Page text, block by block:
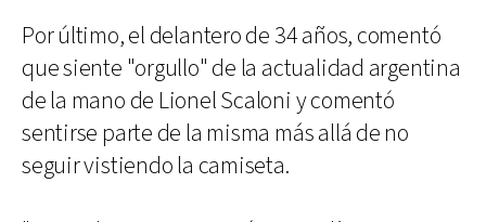
Por último, el delantero de 34 años, comentó
que siente "orgullo" de la actualidad argentina
de la mano de Lionel Scaloni y comentó
sentirse parte de la misma más allá de no
seguir vistiendo la camiseta.